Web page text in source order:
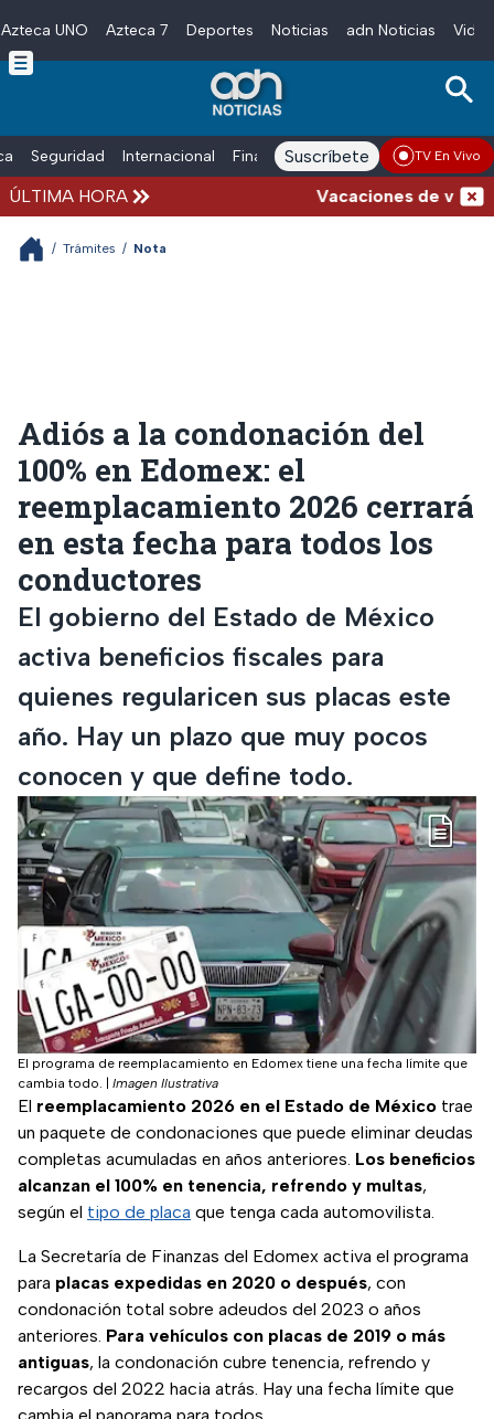
Skip to main content
Azteca UNO Azteca 7 Deportes Noticias adn Noticias
Seguridad Internacional Finanzas adn Noticias Radio
Suscríbete TV En Vivo
ÚLTIMA HORA Vacaciones de verano
/ Trámites / Nota
Adiós a la condonación del
100% en Edomex: el
reemplacamiento 2026 cerrará
en esta fecha para todos los
conductores
El gobierno del Estado de México
activa beneficios fiscales para
quienes regularicen sus placas este
año. Hay un plazo que muy pocos
conocen y que define todo.
El programa de reemplacamiento en Edomex tiene una fecha límite que
cambia todo.
Imagen Ilustrativa
El reemplacamiento 2026 en el Estado de México trae
un paquete de condonaciones que puede eliminar deudas
completas acumuladas en años anteriores. Los beneficios
alcanzan el 100% en tenencia, refrendo y multas,
según el tipo de placa que tenga cada automovilista.
La Secretaría de Finanzas del Edomex activa el programa
para placas expedidas en 2020 o después, con
condonación total sobre adeudos del 2023 o años
anteriores. Para vehículos con placas de 2019 o más
antiguas, la condonación cubre tenencia, refrendo y
recargos del 2022 hacia atrás. Hay una fecha límite que